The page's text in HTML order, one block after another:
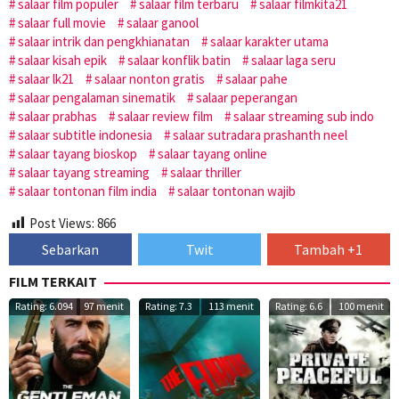
salaar film populer salaar film terbaru
salaar filmkita21
salaar full movie
salaar ganool
salaar intrik dan pengkhianatan
salaar karakter utama
salaar kisah epik
salaar konflik batin
salaar laga seru
salaar lk21
salaar nonton gratis
salaar pahe
salaar pengalaman sinematik
salaar peperangan
salaar prabhas
salaar review film
salaar streaming sub indo
salaar subtitle indonesia
salaar sutradara prashanth neel
salaar tayang bioskop
salaar tayang online
salaar tayang streaming
salaar thriller
salaar tontonan film india
salaar tontonan wajib
Post Views: 866
Sebarkan Twit
Tambah +1
FILM TERKAIT
Rating: 6.094 97 menit Rating: 7.3 113 menit Rating: 6.6 100 menit